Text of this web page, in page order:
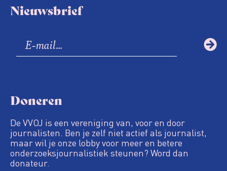
Nieuwsbrief
Doneren
De VVOJ is een vereniging van, voor en door
journalisten. Ben je zelf niet actief als journalist,
maar wil je onze lobby voor meer en betere
onderzoeksjournalistiek steunen? Word dan
donateur.